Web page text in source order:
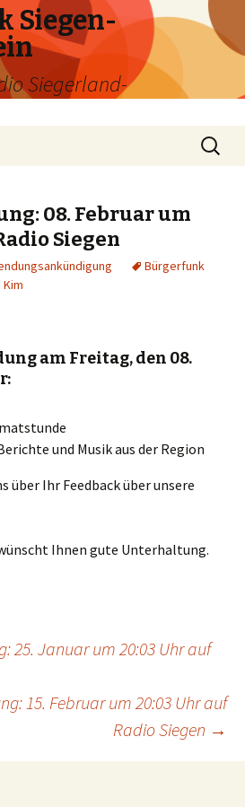
Siegen-
Siegerland-
Suche
nach:
08. Februar um
Siegen
Bürgerfunk
Kim
am Freitag, den 08.
und Musik aus der Region
über Ihr Feedback über unsere
Ihnen gute Unterhaltung.
25. Januar um 20:03 Uhr auf
15. Februar um 20:03 Uhr auf
Radio Siegen →